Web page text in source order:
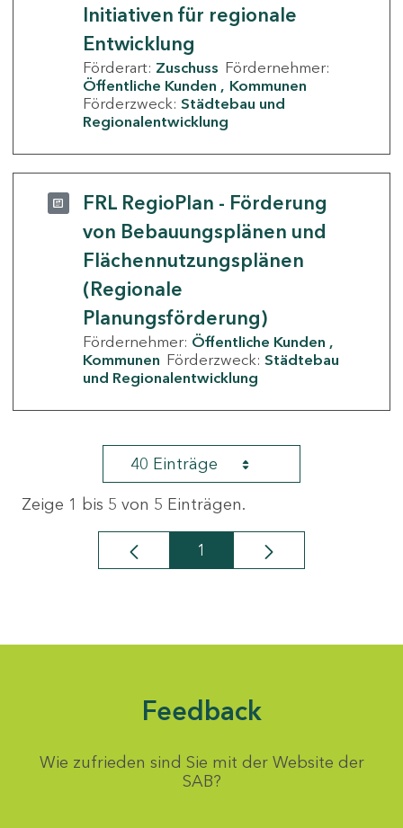
Initiativen für regionale
Entwicklung
Förderart: Zuschuss Fördernehmer:
Öffentliche Kunden
Kommunen
Förderzweck: Städtebau und
Regionalentwicklung
FRL RegioPlan - Förderung
von Bebauungsplänen und
Flächennutzungsplänen
(Regionale
Planungsförderung)
Fördernehmer: Öffentliche Kunden
Kommunen Förderzweck: Städtebau
und Regionalentwicklung
40 Einträge
Zeige 1 bis 5 von 5 Einträgen.
Seite
1
Feedback
Wie zufrieden sind Sie mit der Website der
SAB?